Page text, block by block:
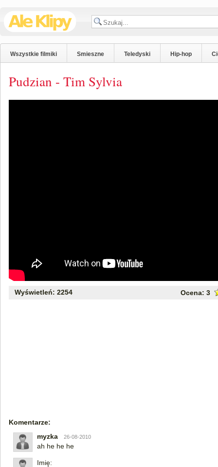
Wszystkie filmiki Smieszne Teledyski Hip-hop
Pudzian - Tim Sylvia
Wyświetleń: 2254 Ocena: 3
Komentarze:
myzka
26-08-2010
ah he he he
Imię: